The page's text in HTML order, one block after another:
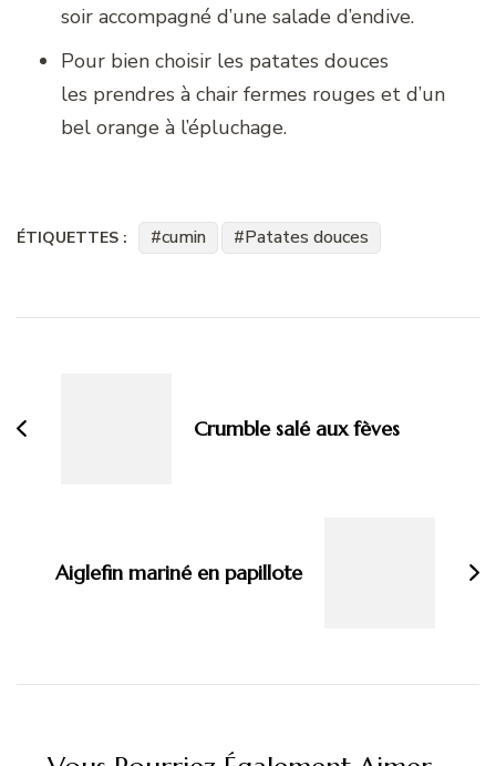
soir accompagné d’une salade d’endive.
Pour bien choisir les patates douces
les prendres à chair fermes rouges et d’un
bel orange à l’épluchage.
ÉTIQUETTES : cumin Patates douces
Crumble salé aux fèves
Aiglefin mariné en papillote